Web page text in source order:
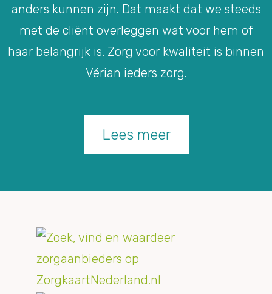
anders kunnen zijn. Dat maakt dat we steeds
met de cliënt overleggen wat voor hem of
haar belangrijk is. Zorg voor kwaliteit is binnen
Vérian ieders zorg.
Lees meer